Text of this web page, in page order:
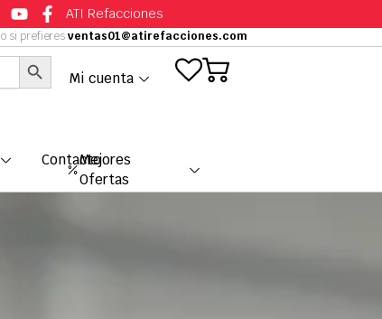
ATI Refacciones
o si prefieres ventas01@atirefacciones.com
Botón de búsquedaMi cuenta
ContactoMejores
Ofertas